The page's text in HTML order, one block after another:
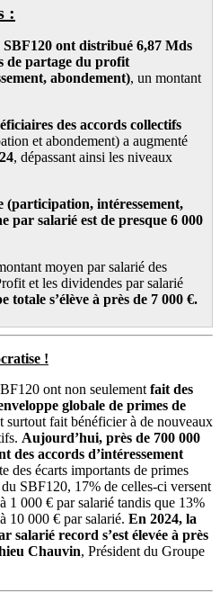
:
ont distribué 6,87 Mds
de partage du profit
abondement), un montant
des accords collectifs
et abondement) a augmenté
, dépassant ainsi les niveaux
(participation, intéressement,
par salarié est de presque 6 000
moyen par salarié des
et les dividendes par salarié
totale s’élève à près de 7 000 €.
!
ont non seulement fait des
globale de primes de
surtout fait bénéficier à de nouveaux
Aujourd’hui, près de 700 000
des accords d’intéressement
des écarts importants de primes
SBF120, 17% de celles-ci versent
1 000 € par salarié tandis que 13%
10 000 € par salarié. En 2024, la
record s’est élevée à près
Chauvin, Président du Groupe